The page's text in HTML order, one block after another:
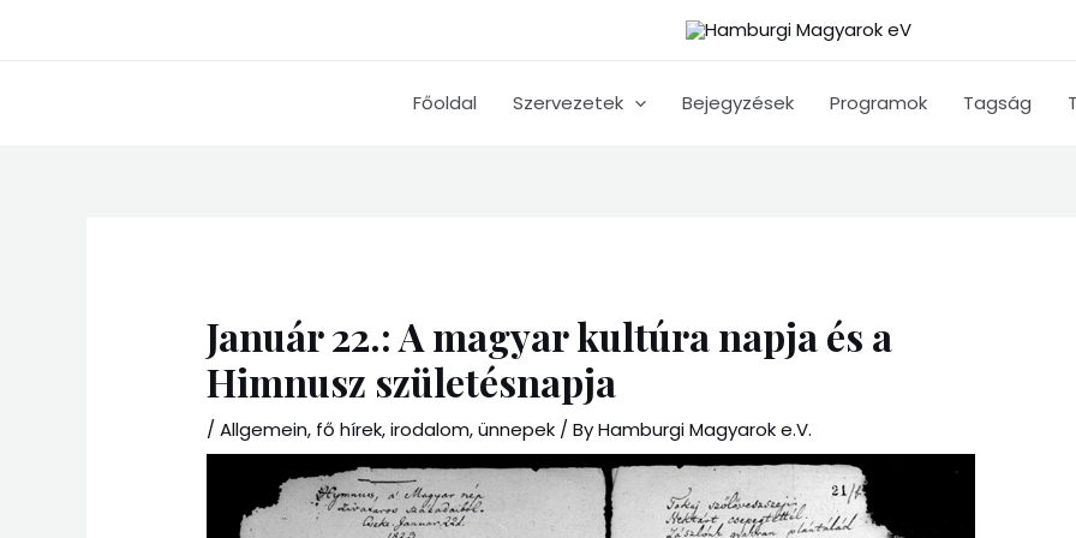
Főoldal
Szervezetek Bejegyzések Programok Tagság
Január 22.: A magyar kultúra napja és a
Himnusz születésnapja
/Allgemein, fő hírek,irodalom,ünnepek / ByHamburgi Magyarok e.V.